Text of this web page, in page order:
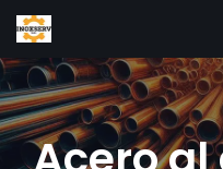
Saltar
al
contenido